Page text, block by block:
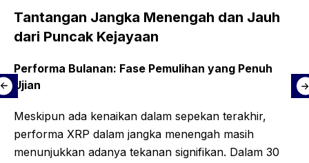
Tantangan Jangka Menengah dan Jauh
dari Puncak Kejayaan
Performa Bulanan: Fase Pemulihan yang Penuh
Ujian
Meskipun ada kenaikan dalam sepekan terakhir,
performa XRP dalam jangka menengah masih
menunjukkan adanya tekanan signifikan. Dalam 30